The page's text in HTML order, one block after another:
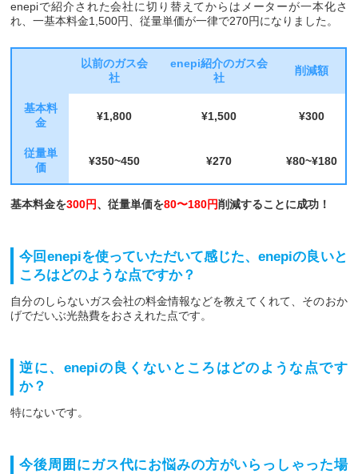
enepiで紹介された会社に切り替えてからはメーターが一本化さ
れ、一基本料金1,500円、従量単価が一律で270円になりました。
以前のガス会
社
enepi紹介のガス会
社
削減額
基本料
金
¥1,800 ¥1,500 ¥300
従量単
価
¥350~450 ¥270 ¥80~¥180
基本料金を300円、従量単価を80〜180円削減することに成功！
今回enepiを使っていただいて感じた、enepiの良いと
ころはどのような点ですか？
自分のしらないガス会社の料金情報などを教えてくれて、そのおか
げでだいぶ光熱費をおさえれた点です。
逆に、enepiの良くないところはどのような点です
か？
特にないです。
今後周囲にガス代にお悩みの方がいらっしゃった場